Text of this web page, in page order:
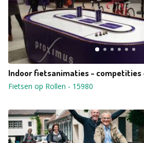
Indoor fietsanimaties - competities
Fietsen op Rollen - 15980